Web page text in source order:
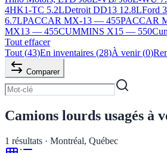
4HK1-TC 5.2LDetroit DD13 12.8LFord
6.7LPACCAR MX-13 — 455PACCAR
MX13 — 455CUMMINS X15 — 550
Tout effacer
Tout (43)En inventaires (28)À venir (0)
Comparer
Camions lourds usagés à
1 résultats · Montréal, Québec